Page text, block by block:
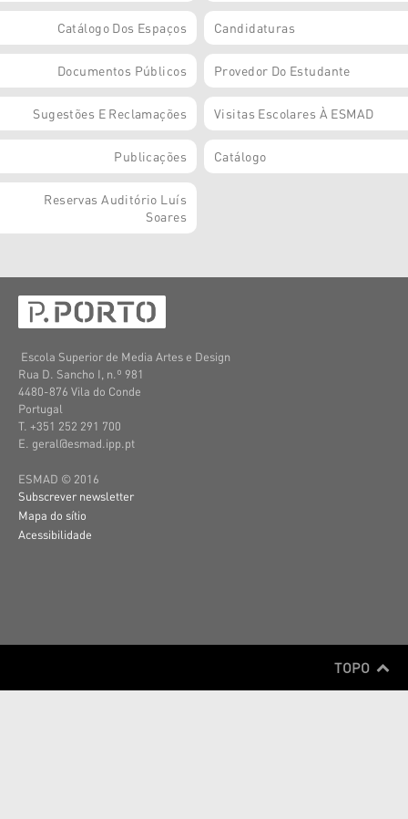
Catálogo Dos Espaços Candidaturas
Documentos Públicos Provedor Do Estudante
Sugestões E Reclamações Visitas Escolares À ESMAD
Publicações Catálogo
Reservas Auditório Luís
Soares
Escola Superior de Media Artes e Design
Rua D. Sancho I, n.º 981
4480-876 Vila do Conde
Portugal
T. +351 252 291 700
E. geral@esmad.ipp.pt
ESMAD © 2016
Subscrever newsletter
Mapa do sítio
Acessibilidade
TOPO